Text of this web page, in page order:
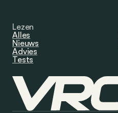
Lezen
Alles
Nieuws
Advies
Tests